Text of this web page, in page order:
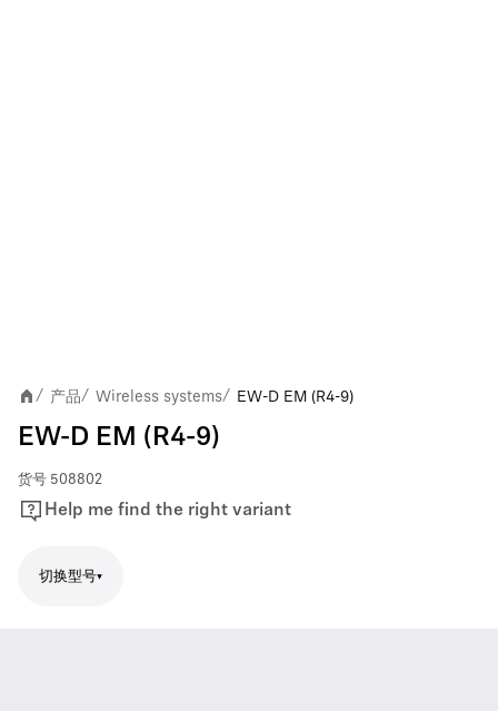
/ 产品/ Wireless systems/ EW-D EM (R4-9)
EW-D EM (R4-9)
货号 508802
Help me find the right variant
切换型号